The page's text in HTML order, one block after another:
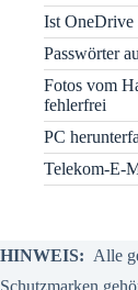
Ist OneDrive
Passwörter
Fotos vom
fehlerfrei
PC
Telekom-E-
HINWEIS: Alle
Schutzmarken